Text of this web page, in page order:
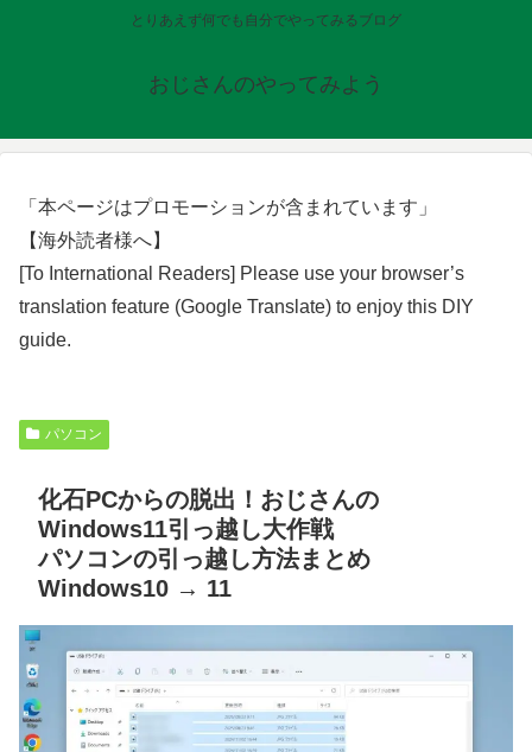
とりあえず何でも自分でやってみるブログ
おじさんのやってみよう
「本ページはプロモーションが含まれています」
【海外読者様へ】
[To International Readers] Please use your browser’s
translation feature (Google Translate) to enjoy this DIY
guide.
パソコン
化石PCからの脱出！おじさんの
Windows11引っ越し大作戦
パソコンの引っ越し方法まとめ
Windows10 → 11